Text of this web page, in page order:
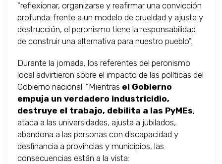
"reflexionar, organizarse y reafirmar una convicción
profunda: frente a un modelo de crueldad y ajuste y
destrucción, el peronismo tiene la responsabilidad
de construir una alternativa para nuestro pueblo".
Durante la jornada, los referentes del peronismo
local advirtieron sobre el impacto de las políticas del
Gobierno nacional. "Mientras el Gobierno
empuja un verdadero industricidio,
destruye el trabajo, debilita a las PyMEs,
ataca a las universidades, ajusta a jubilados,
abandona a las personas con discapacidad y
desfinancia a provincias y municipios, las
consecuencias están a la vista: